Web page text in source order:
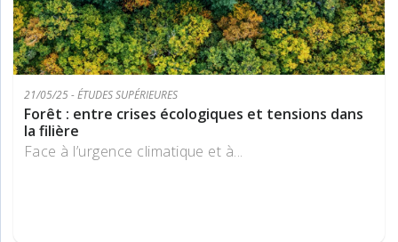
21/05/25 - ÉTUDES SUPÉRIEURES
Forêt : entre crises écologiques et tensions dans
la filière
Face à l’urgence climatique et à...